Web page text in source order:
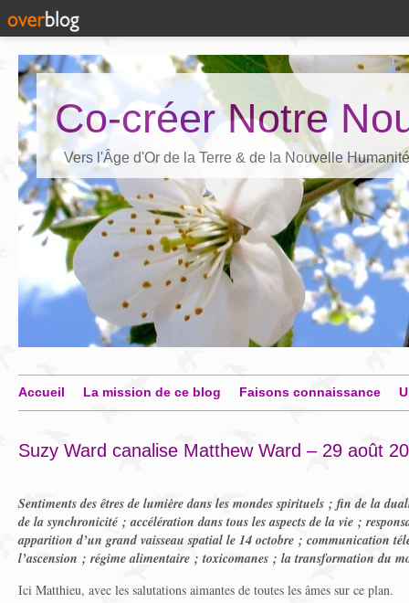
Co-créer Notre
Vers l'Âge d'Or de la Terre & de la Nouvelle Humanité
Accueil La mission de ce blog Faisons connaissance
Suzy Ward canalise Matthew Ward – 29 août
Sentiments des êtres de lumière dans les mondes spirituels ; fin de la
de la synchronicité ; accélération dans tous les aspects de la vie ;
apparition d’un grand vaisseau spatial le 14 octobre ; communication
l’ascension ; régime alimentaire ; toxicomanes ; la transformation du
Ici Matthieu, avec les salutations aimantes de toutes les âmes sur ce plan.